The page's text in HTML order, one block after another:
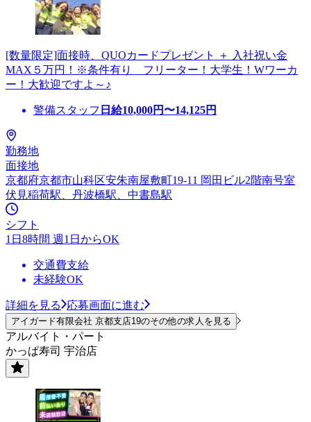
[数量限定]面接時、QUOカードプレゼント ＋ 入社祝い金
MAX５万円！※条件有り フリーター！大学生！Wワーカ
ー！大歓迎ですよ～♪
警備スタッフ 日給10,000円〜14,125円
勤務地
面接地
京都府京都市山科区安朱南屋敷町19-11 岡田ビル2階南号室
伏見稲荷駅、丹波橋駅、中書島駅
シフト
1日8時間 週1日からOK
交通費支給
未経験OK
詳細を見る 応募画面に進む
アイガード有限会社 京都支店19のその他の求人を見る
アルバイト・パート
かっぱ寿司 宇治店